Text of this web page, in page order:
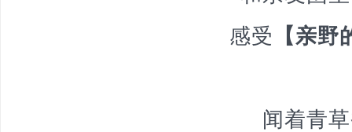
感受 【亲野
闻着青